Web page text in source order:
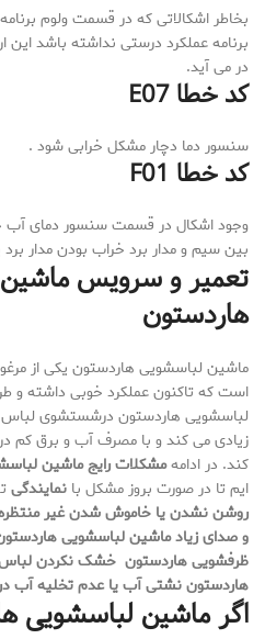
بخاطر اشکالاتی که در قسمت ولوم برنامه
برنامه عملکرد درستی نداشته باشد
در می آید.
کد خطا E07
سنسور دما دچار مشکل خرابی شود .
کد خطا F01
وجود اشکال در قسمت سنسور دمای آب
بین سیم و مدار برد خراب بودن مدار برد
تعمیر و سرویس
هاردستون
ماشین لباسشویی هاردستون یکی از
است که تاکنون عملکرد خوبی داشته و
لباسشویی هاردستون درشستشوی
زیادی می کند و با مصرف آب و برق کم
کند. در ادامهمشکلات رایج ماشین
ایم تا در صورت بروز مشکل با نمایندگی
روشن نشدن یا خاموش شدن غیر
و صدای زیاد ماشین لباسشویی
ظرفشویی هاردستون خشک نکردن
هاردستوننشتی آب یا عدم تخلیه آب
اگر ماشین لباسشویی